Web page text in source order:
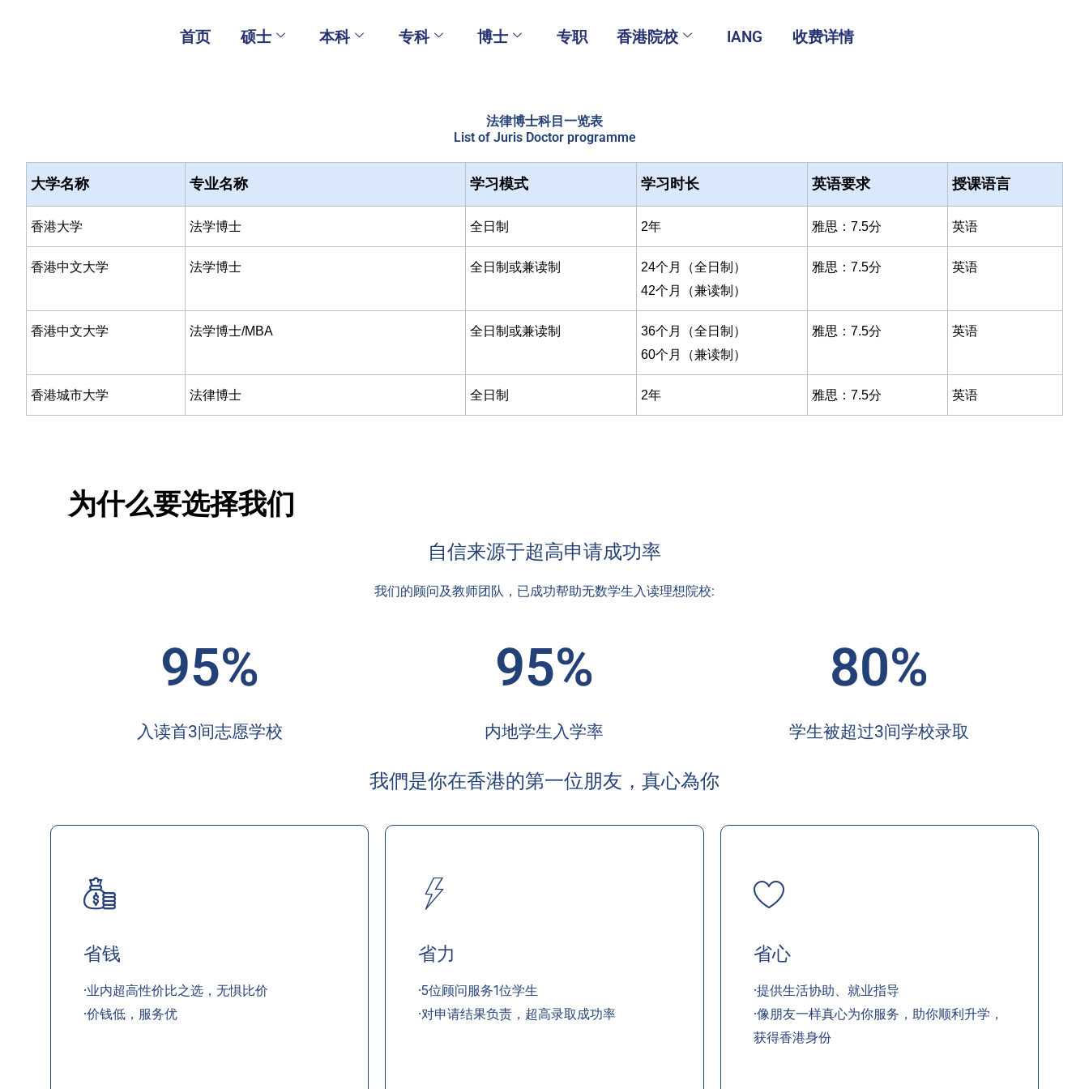
首页 硕士 本科 专科 博士 专职 香港院校 IANG 收费详情
法律博士科目一览表
List of Juris Doctor programme
大学名称 专业名称 学习模式 学习时长 英语要求 授课语言
香港大学 法学博士 全日制 2年 雅思：7.5分 英语
香港中文大学 法学博士 全日制或兼读制
24个月（全日制）
42个月（兼读制）
雅思：7.5分 英语
香港中文大学 法学博士/MBA 全日制或兼读制
36个月（全日制）
60个月（兼读制）
雅思：7.5分 英语
香港城市大学 法律博士 全日制 2年 雅思：7.5分 英语
为什么要选择我们
自信来源于超高申请成功率
我们的顾问及教师团队，已成功帮助无数学生入读理想院校:
95%
入读首3间志愿学校
95%
内地学生入学率
80%
学生被超过3间学校录取
我們是你在香港的第一位朋友，真心為你
省钱
·业内超高性价比之选，无惧比价
·价钱低，服务优
省力
·5位顾问服务1位学生
·对申请结果负责，超高录取成功率
省心
·提供生活协助、就业指导
·像朋友一样真心为你服务，助你顺利升学，
获得香港身份